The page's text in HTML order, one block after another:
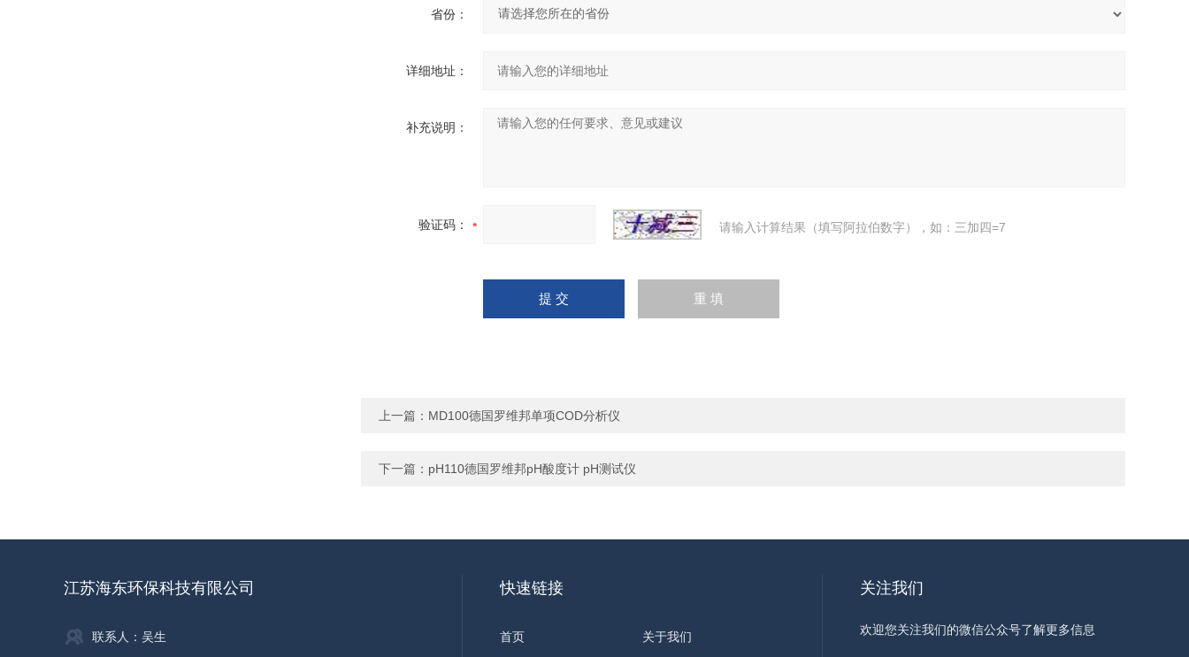
省份：
详细地址：
补充说明：
验证码： 请输入计算结果（填写阿拉伯数字），如：三加四=7
上一篇： MD100德国罗维邦单项COD分析仪
下一篇： pH110德国罗维邦pH酸度计 pH测试仪
江苏海东环保科技有限公司
联系人：吴生
快速链接
首页 关于我们
关注我们
欢迎您关注我们的微信公众号了解更多信息